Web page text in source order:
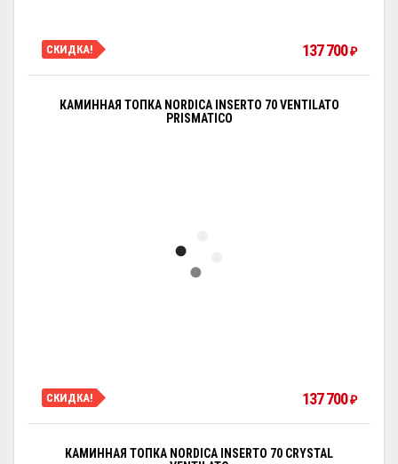
СКИДКА! 137 700 ₽
КАМИННАЯ ТОПКА NORDICA INSERTO 70 VENTILATO
PRISMATICO
СКИДКА! 137 700 ₽
КАМИННАЯ ТОПКА NORDICA INSERTO 70 CRYSTAL